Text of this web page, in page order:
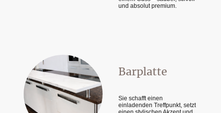
und absolut premium.
Barplatte
Sie schafft einen
einladenden Treffpunkt, setzt